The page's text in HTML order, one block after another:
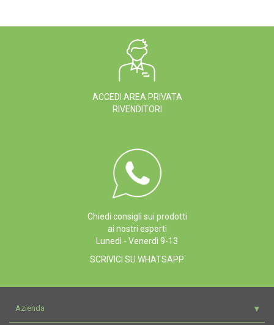
ACCEDI AREA PRIVATA
RIVENDITORI
Chiedi consigli sui prodotti
ai nostri esperti
Lunedì - Venerdì 9-13
SCRIVICI SU WHATSAPP
Azienda